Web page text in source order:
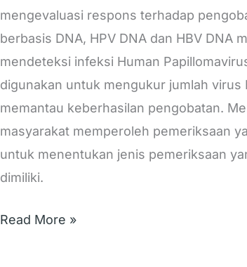
mengevaluasi respons terhadap
berbasis DNA, HPV DNA dan HBV DNA
mendeteksi infeksi Human
digunakan untuk mengukur jumlah
memantau keberhasilan pengobatan.
masyarakat memperoleh pemeriksaan
untuk menentukan jenis pemeriksaan
dimiliki.
Read More »